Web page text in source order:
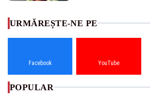
URMĂREȘTE-NE PE
Facebook YouTube
POPULAR